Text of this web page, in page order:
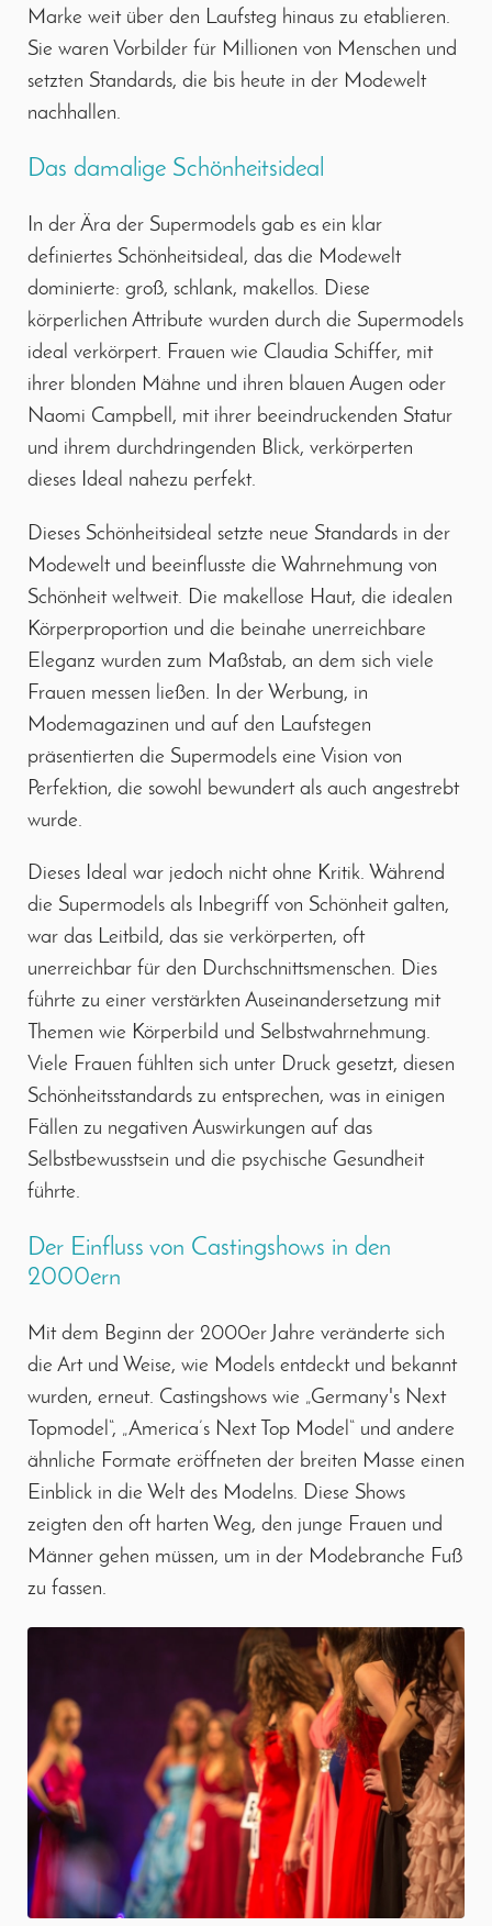
Marke weit über den Laufsteg hinaus zu etablieren.
Sie waren Vorbilder für Millionen von Menschen und
setzten Standards, die bis heute in der Modewelt
nachhallen.
Das damalige Schönheitsideal
In der Ära der Supermodels gab es ein klar
definiertes Schönheitsideal, das die Modewelt
dominierte: groß, schlank, makellos. Diese
körperlichen Attribute wurden durch die Supermodels
ideal verkörpert. Frauen wie Claudia Schiffer, mit
ihrer blonden Mähne und ihren blauen Augen oder
Naomi Campbell, mit ihrer beeindruckenden Statur
und ihrem durchdringenden Blick, verkörperten
dieses Ideal nahezu perfekt.
Dieses Schönheitsideal setzte neue Standards in der
Modewelt und beeinflusste die Wahrnehmung von
Schönheit weltweit. Die makellose Haut, die idealen
Körperproportion und die beinahe unerreichbare
Eleganz wurden zum Maßstab, an dem sich viele
Frauen messen ließen. In der Werbung, in
Modemagazinen und auf den Laufstegen
präsentierten die Supermodels eine Vision von
Perfektion, die sowohl bewundert als auch angestrebt
wurde.
Dieses Ideal war jedoch nicht ohne Kritik. Während
die Supermodels als Inbegriff von Schönheit galten,
war das Leitbild, das sie verkörperten, oft
unerreichbar für den Durchschnittsmenschen. Dies
führte zu einer verstärkten Auseinandersetzung mit
Themen wie Körperbild und Selbstwahrnehmung.
Viele Frauen fühlten sich unter Druck gesetzt, diesen
Schönheitsstandards zu entsprechen, was in einigen
Fällen zu negativen Auswirkungen auf das
Selbstbewusstsein und die psychische Gesundheit
führte.
Der Einfluss von Castingshows in den
2000ern
Mit dem Beginn der 2000er Jahre veränderte sich
die Art und Weise, wie Models entdeckt und bekannt
wurden, erneut. Castingshows wie „Germany's Next
Topmodel“, „America’s Next Top Model“ und andere
ähnliche Formate eröffneten der breiten Masse einen
Einblick in die Welt des Modelns. Diese Shows
zeigten den oft harten Weg, den junge Frauen und
Männer gehen müssen, um in der Modebranche Fuß
zu fassen.